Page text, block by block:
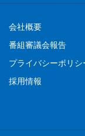
会社概要
番組審議会報告
プライバシーポリシ
採用情報